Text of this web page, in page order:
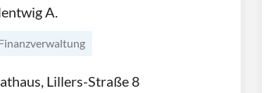
A.
Lillers-Straße 8